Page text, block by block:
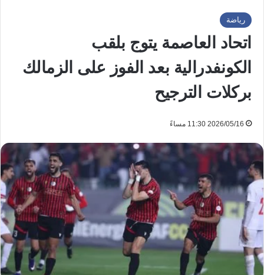
رياضة
اتحاد العاصمة يتوج بلقب
الكونفدرالية بعد الفوز على الزمالك
بركلات الترجيح
2026/05/16 11:30 مساءً